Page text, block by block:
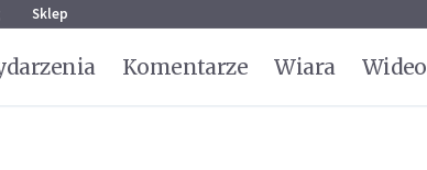
Sklep
Komentarze Wiara Wideo